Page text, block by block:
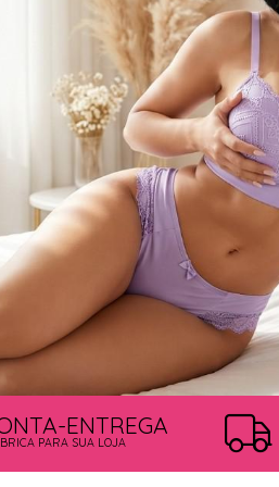
ENTREGA
PARA SUA LOJA